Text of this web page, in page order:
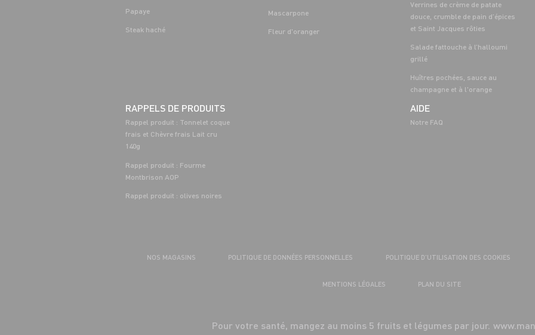
Papaye
Steak haché
Mascarpone
Fleur d'oranger
Verrines de crème de patate
douce, crumble de pain d’épices
et Saint Jacques rôties
Salade fattouche à l’halloumi
grillé
Huîtres pochées, sauce au
champagne et à l'orange
RAPPELS DE PRODUITS
Rappel produit : Tonnelet coque
frais et Chèvre frais Lait cru
140g
Rappel produit : Fourme
Montbrison AOP
Rappel produit : olives noires
AIDE
Notre FAQ
NOS MAGASINS POLITIQUE DE DONNÉES PERSONNELLES POLITIQUE D’UTILISATION DES COOKIES
MENTIONS LÉGALES PLAN DU SITE
Pour votre santé, mangez au moins 5 fruits et légumes par jour.